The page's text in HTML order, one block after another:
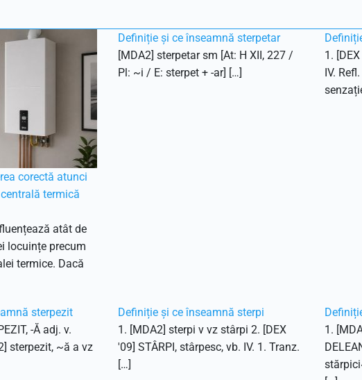
corectă atunci
termică
atât de
locuințe precum
termice. Dacă
Definiție și ce înseamnă sterpetar
[MDA2] sterpetar sm [At: H XII, 227 /
Pl: ~i / E: sterpet + -ar] […]
1.
IV.
sterpezit
-Ă adj. v.
sterpezit, ~ă a vz
Definiție și ce înseamnă sterpi
1. [MDA2] sterpi v vz stârpi 2. [DEX
'09] STÂRPI, stârpesc, vb. IV. 1. Tranz.
[…]
1.